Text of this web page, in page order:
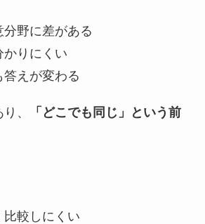
野に差がある
りにくい
えが変わる
、
「どこでも同じ」という前
較しにくい